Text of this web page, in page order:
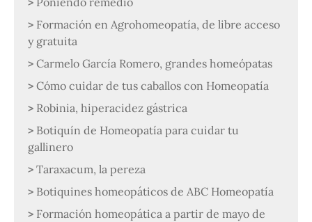
Formación en Agrohomeopatía, de libre acceso
y gratuita
Carmelo García Romero, grandes homeópatas
Cómo cuidar de tus caballos con Homeopatía
Robinia, hiperacidez gástrica
Botiquín de Homeopatía para cuidar tu
gallinero
Taraxacum, la pereza
Botiquines homeopáticos de ABC Homeopatía
Formación homeopática a partir de mayo de